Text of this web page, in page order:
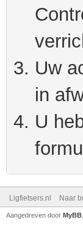
Uw
in
U
Ligfietsers.nl Naar
Aangedreven door MyBB